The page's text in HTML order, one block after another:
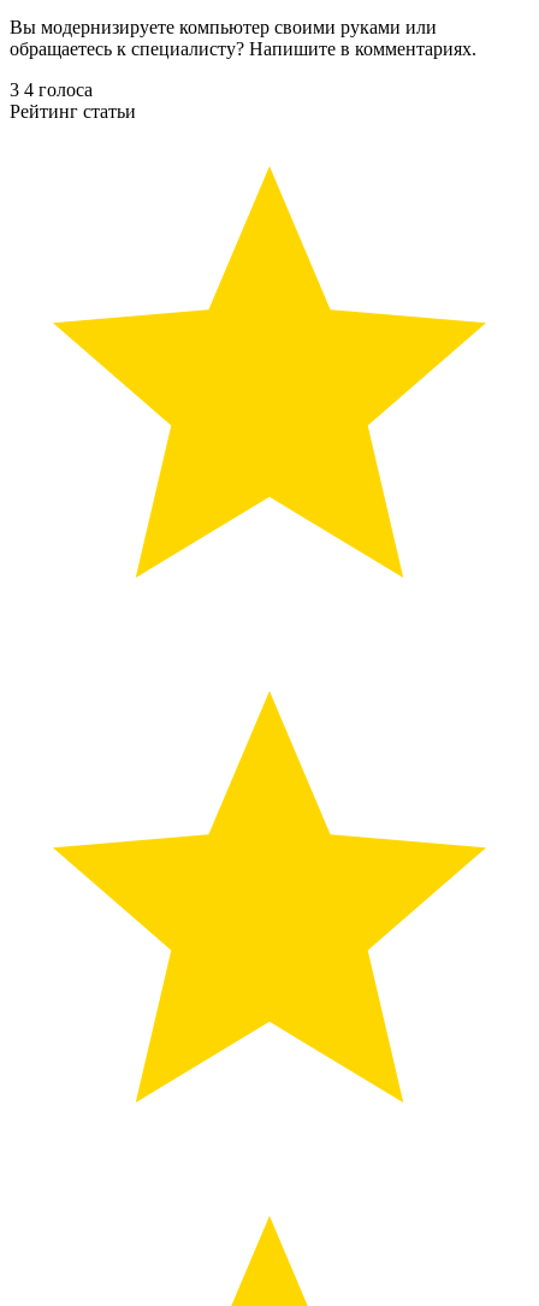
Вы модернизируете компьютер своими руками или
обращаетесь к специалисту? Напишите в комментариях.
3 4 голоса
Рейтинг статьи